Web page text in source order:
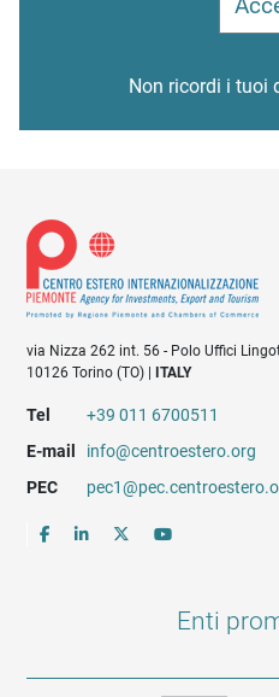
Non ricordi i tuoi
via Nizza 262 int. 56 - Polo Uffici
10126 Torino (TO) |
ITALY
Tel
+39 011 6700511
E-mail
info@centroestero.org
PEC
Enti